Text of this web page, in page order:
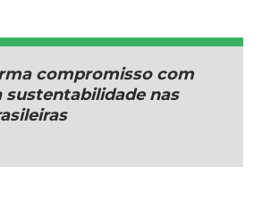
compromisso com
sustentabilidade nas